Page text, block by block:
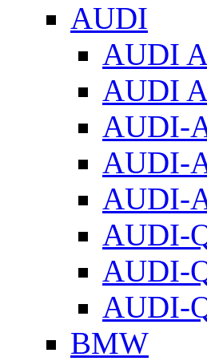
AUDI
AUDI
AUDI
AUDI-
AUDI-
AUDI-
AUDI-
AUDI-
AUDI-
BMW